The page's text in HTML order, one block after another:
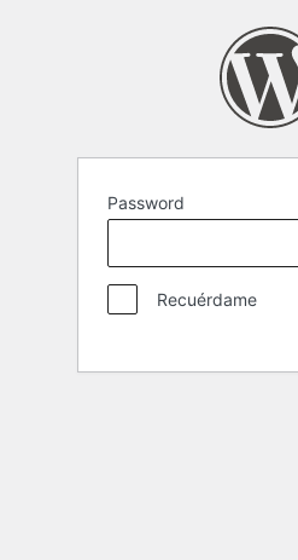
Password
Recuérdame